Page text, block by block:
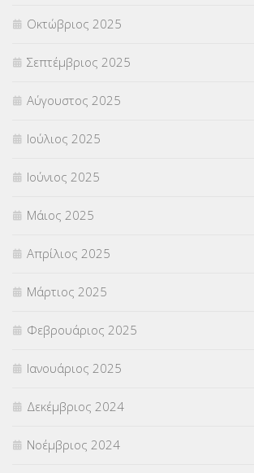
ΥΠΟΤΡΟΦΙΕΣ(28)
ΦΥΣΙΚΗ ΑΓΩΓΗ(692)
Χωρίς κατηγορία
Οκτώβριος 2025
Σεπτέμβριος 2025
Αύγουστος 2025
Ιούλιος 2025
Ιούνιος 2025
Μάιος 2025
Απρίλιος 2025
Μάρτιος 2025
Φεβρουάριος 2025
Ιανουάριος 2025
Δεκέμβριος 2024
Νοέμβριος 2024